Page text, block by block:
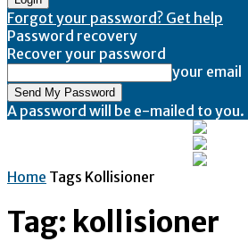
Forgot your password? Get help
Password recovery
Recover your password
your email
A password will be e-mailed to you.
Home Tags Kollisioner
Tag: kollisioner